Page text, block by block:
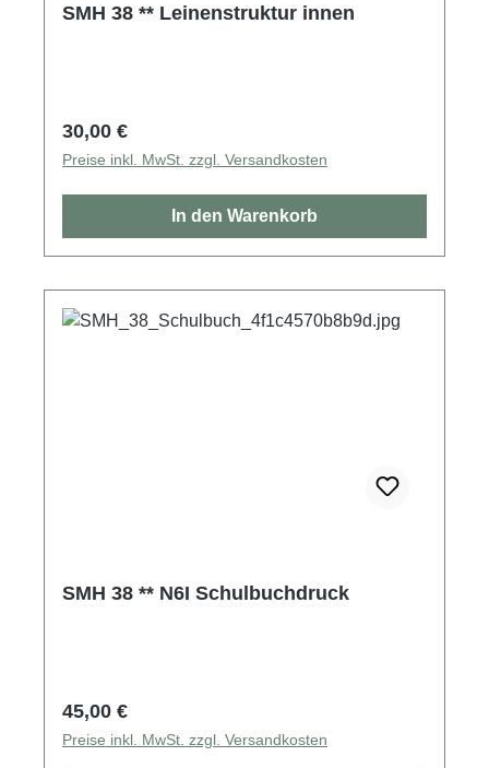
SMH 38 ** Leinenstruktur innen
Regulärer Preis:
30,00 €
Preise inkl. MwSt. zzgl. Versandkosten
In den Warenkorb
SMH 38 ** N6I Schulbuchdruck
Regulärer Preis:
45,00 €
Preise inkl. MwSt. zzgl. Versandkosten